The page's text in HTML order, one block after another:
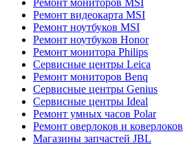
Ремонт видеокарта MSI
Ремонт ноутбуков MSI
Ремонт ноутбуков Honor
Ремонт монитора Philips
Сервисные центры Leica
Ремонт мониторов Benq
Сервисные центры Genius
Сервисные центры Ideal
Ремонт умных часов Polar
Ремонт оверлоков и коверлоков
Магазины запчастей JBL